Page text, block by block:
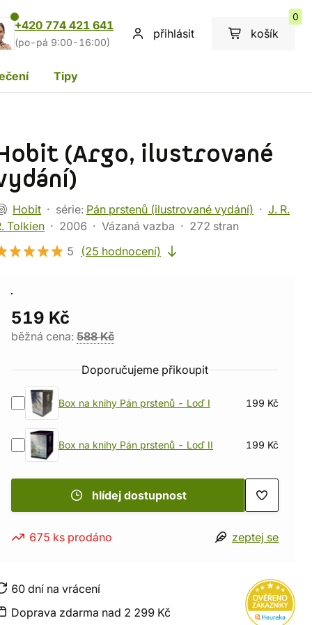
+420 774 421 641
(po-pá 9:00-16:00)
přihlásit košík
0
Tipy
(Argo, ilustrované
Hobit série: Pán prstenů (ilustrované vydání)
J. R.
Tolkien
2006 Vázaná vazba
272 stran
5
(25 hodnocení)
519 Kč
běžná cena: 588 Kč
Doporučujeme přikoupit
Box na knihy Pán prstenů - Loď I 199 Kč
Box na knihy Pán prstenů - Loď II 199 Kč
hlídej dostupnost
675 ks prodáno zeptej se
60 dní na vrácení
Doprava zdarma nad 2 299 Kč